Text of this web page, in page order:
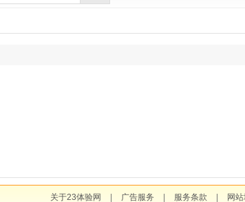
关于23体验网 广告服务 服务条款 网